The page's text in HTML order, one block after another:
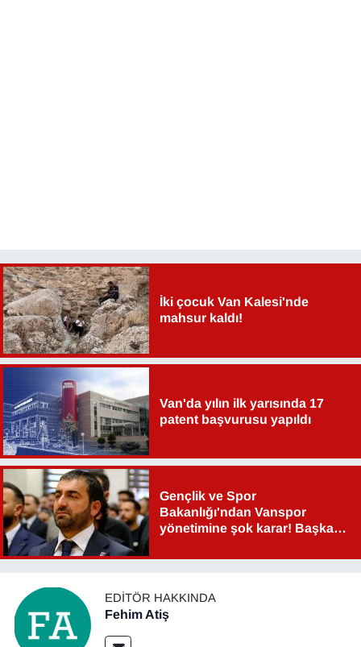
İki çocuk Van Kalesi'nde
mahsur kaldı!
Van'da yılın ilk yarısında 17
patent başvurusu yapıldı
Gençlik ve Spor
Bakanlığı'ndan Vanspor
yönetimine şok karar! Başkan
EDITÖR HAKKINDA
Fehim Atiş